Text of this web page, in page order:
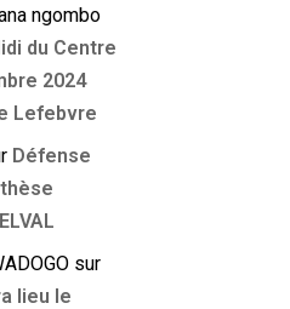
ngombo
du Centre
2024
Lefebvre
Défense
sur
lieu le